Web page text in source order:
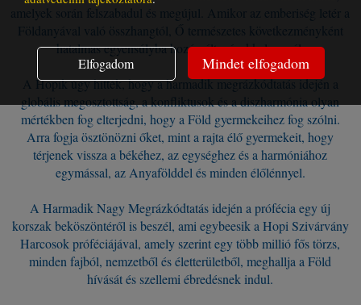
amelyek során felszabadul és megújul. Amikor az emberiség letér a
Földanyával való összhangtól, Ő természetes következményként
hatalmas egyensúlyba hozó változásokkal reagál.
A Hopik úgy hitték, hogy a harmadik megrázkódtatás idején a
globális megosztottság, a konfliktusok és a diszharmónia olyan
mértékben fog elterjedni, hogy a Föld gyermekeihez fog szólni.
Arra fogja ösztönözni őket, mint a rajta élő gyermekeit, hogy
térjenek vissza a békéhez, az egységhez és a harmóniához
egymással, az Anyafölddel és minden élőlénnyel.
A Harmadik Nagy Megrázkódtatás idején a prófécia egy új
korszak beköszöntéről is beszél, ami egybeesik a Hopi Szivárvány
Harcosok próféciájával, amely szerint egy több millió fős törzs,
minden fajból, nemzetből és életterületből, meghallja a Föld
hívását és szellemi ébredésnek indul.
Elfogadom Mindet elfogadom